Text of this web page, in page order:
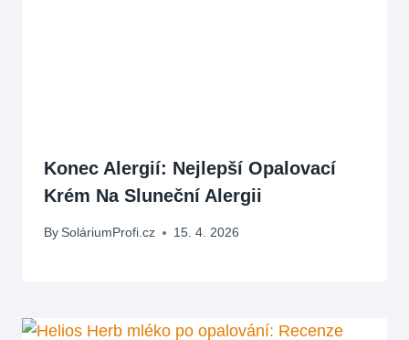
Konec Alergií: Nejlepší Opalovací
Krém Na Sluneční Alergii
By SoláriumProfi.cz 15. 4. 2026